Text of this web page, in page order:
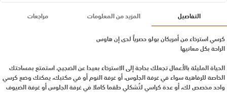
التفاصيل
كرسي استرخاء من أمريكان بولو حصرياً لدى إن هاوس
الراحة بكل معانيها
الحياة المليئة بالأعمال تجعلك بحاجة إلى الاسترخاء بعيدا عن الضجيج، استمتع بمساحتك
الخاصة للرفاهية سواء في غرفة الجلوس، أو غرفة النوم أو في مكتبك، يمكنك وضع كرسي
واحد مخصص لك، أو عدة كراسي لتُشكلي طقما كاملا في غرفة الجلوس أو غرفة الضيوف
المزيد من المعلومات مراجعات